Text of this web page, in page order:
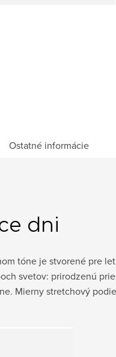
Ostatné informácie
dni
tóne je stvorené pre
svetov: prirodzenú
Mierny stretchový